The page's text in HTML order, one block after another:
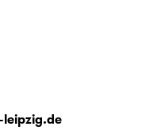
leipzig.de